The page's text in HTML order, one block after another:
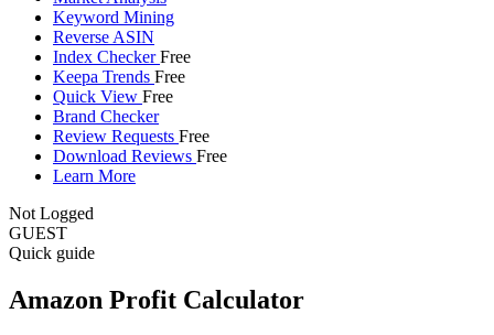
Keyword Mining
Reverse ASIN
Index CheckerFree
Keepa Trends Free
Quick View Free
Brand Checker
Review Requests Free
Download Reviews Free
Learn More
Not Logged
GUEST
Quick guide
Amazon Profit Calculator